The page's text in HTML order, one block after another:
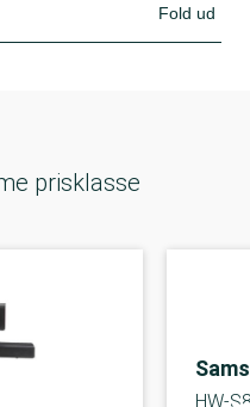
Fold ud
prisklasse
HW-